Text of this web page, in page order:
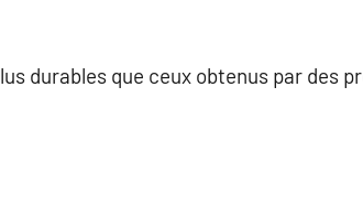
durables que ceux obtenus par des